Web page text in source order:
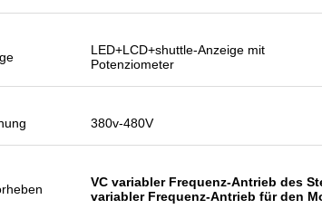
schwanken. Auch
in der sehr guten Qualität und wir
Veikong verkaufen!
LED+LCD+shuttle-Anzeige mit
Potenziometer
380v-480V
VC variabler Frequenz-Antrieb des
variabler Frequenz-Antrieb für den